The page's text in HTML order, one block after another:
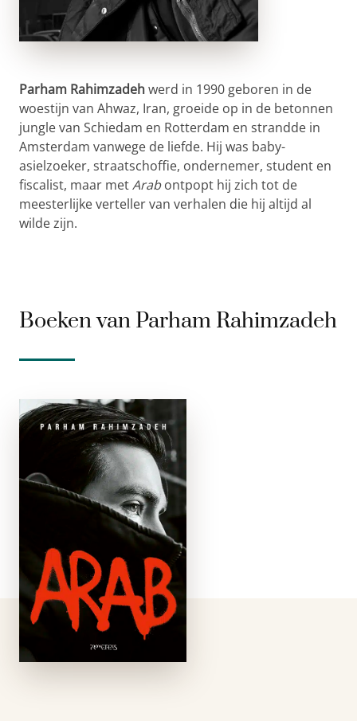
Parham Rahimzadehwerd in 1990 geboren in de
woestijn van Ahwaz, Iran, groeide op in de betonnen
jungle van Schiedam en Rotterdam en strandde in
Amsterdam vanwege de liefde. Hij was baby-
asielzoeker, straatschoffie, ondernemer, student en
fiscalist, maar metArabontpopt hij zich tot de
meesterlijke verteller van verhalen die hij altijd al
wilde zijn.
Boeken van Parham Rahimzadeh
Arab
e-boek